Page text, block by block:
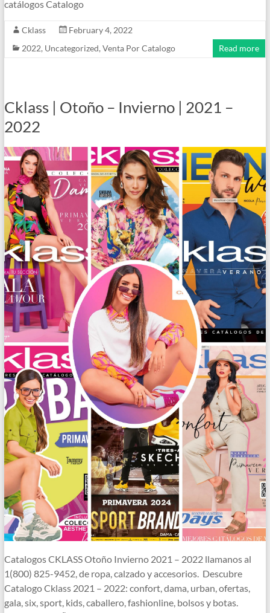
catálogos Catalogo
Cklass
February 4, 2022
2022, Uncategorized, Venta Por Catalogo Read more
Cklass | Otoño – Invierno | 2021 –
2022
Catalogos CKLASS Otoño Invierno 2021 – 2022 llamanos al
1(800) 825-9452, de ropa, calzado y accesorios. Descubre
Catalogo Cklass 2021 – 2022: confort, dama, urban, ofertas,
gala, six, sport, kids, caballero, fashionline, bolsos y botas.